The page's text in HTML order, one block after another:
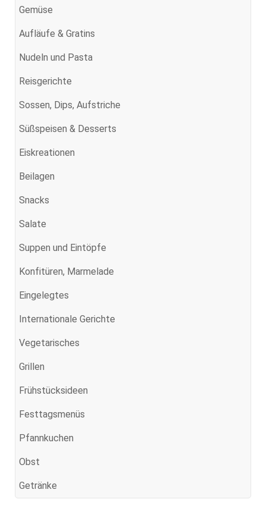
Gemüse
Aufläufe & Gratins
Nudeln und Pasta
Reisgerichte
Sossen, Dips, Aufstriche
Süßspeisen & Desserts
Eiskreationen
Beilagen
Snacks
Salate
Suppen und Eintöpfe
Konfitüren, Marmelade
Eingelegtes
Internationale Gerichte
Vegetarisches
Grillen
Frühstücksideen
Festtagsmenüs
Pfannkuchen
Obst
Getränke